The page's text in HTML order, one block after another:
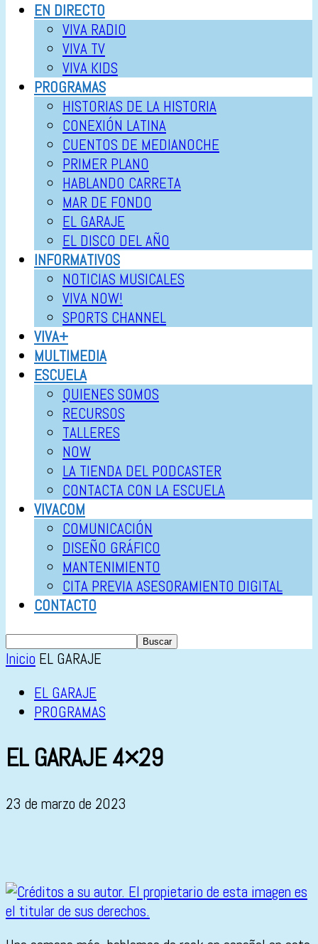
EN DIRECTO
VIVA RADIO
VIVA TV
VIVA KIDS
PROGRAMAS
HISTORIAS DE LA HISTORIA
CONEXIÓN LATINA
CUENTOS DE MEDIANOCHE
PRIMER PLANO
HABLANDO CARRETA
MAR DE FONDO
EL GARAJE
EL DISCO DEL AÑO
INFORMATIVOS
NOTICIAS MUSICALES
VIVA NOW!
SPORTS CHANNEL
VIVA+
MULTIMEDIA
ESCUELA
QUIENES SOMOS
RECURSOS
TALLERES
NOW
LA TIENDA DEL PODCASTER
CONTACTA CON LA ESCUELA
VIVACOM
COMUNICACIÓN
DISEÑO GRÁFICO
MANTENIMIENTO
CITA PREVIA ASESORAMIENTO DIGITAL
CONTACTO
Inicio EL GARAJE
EL GARAJE
PROGRAMAS
EL GARAJE 4×29
23 de marzo de 2023